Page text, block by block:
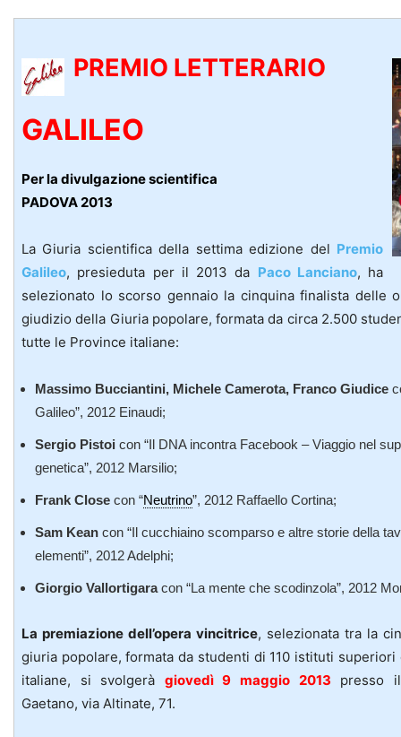
PREMIO LETTERARIO
GALILEO
Per la divulgazione scientifica
PADOVA 2013
La Giuria scientifica della settima edizione del Premio
Galileo, presieduta per il 2013 da Paco Lanciano, ha
selezionato lo scorso gennaio la cinquina finalista delle
giudizio della Giuria popolare, formata da circa 2.500
tutte le Province italiane:
Massimo Bucciantini, Michele Camerota, Franco Giudice
Galileo”, 2012 Einaudi;
Sergio Pistoi con “Il DNA incontra Facebook – Viaggio nel
genetica”, 2012 Marsilio;
Frank Close con “Neutrino”, 2012 Raffaello Cortina;
Sam Kean con “Il cucchiaino scomparso e altre storie della
elementi”, 2012 Adelphi;
Giorgio Vallortigaracon “La mente che scodinzola”, 2012
La premiazione dell’opera vincitrice, selezionata tra la
giuria popolare, formata da studenti di 110 istituti
italiane, si svolgerà giovedì 9 maggio 2013 presso
Gaetano, via Altinate, 71.